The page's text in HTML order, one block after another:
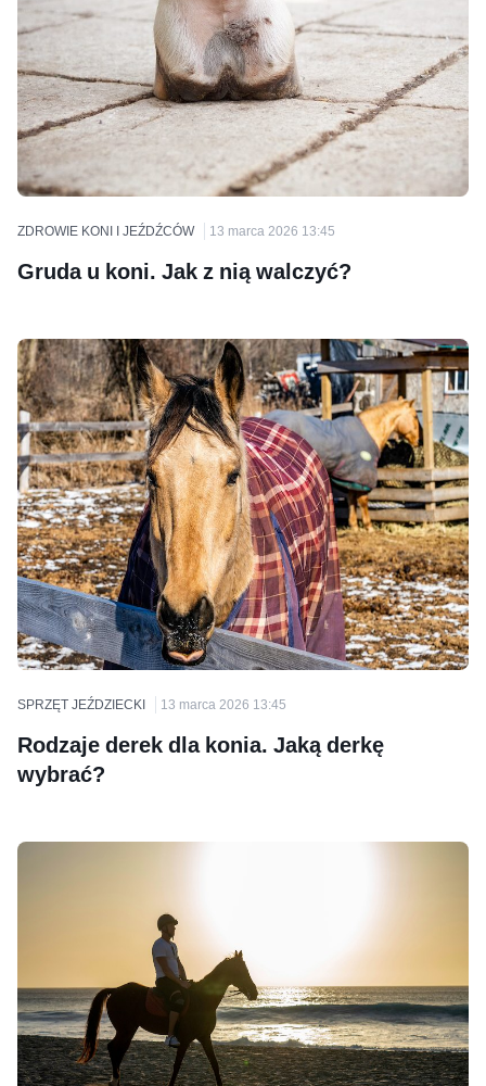
ZDROWIE KONI I JEŹDŹCÓW 13 marca 2026 13:45
Gruda u koni. Jak z nią walczyć?
SPRZĘT JEŹDZIECKI 13 marca 2026 13:45
Rodzaje derek dla konia. Jaką derkę
wybrać?